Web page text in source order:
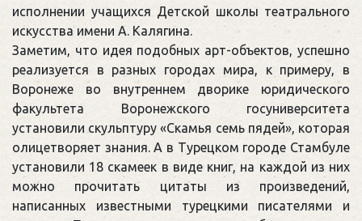
исполнении учащихся Детской школы театрального
искусства имени А. Калягина.
Заметим, что идея подобных арт-объектов, успешно
реализуется в разных городах мира, к примеру, в
Воронеже во внутреннем дворике юридического
факультета Воронежского госуниверситета
установили скульптуру «Скамья семь пядей», которая
олицетворяет знания. А в Турецком городе Стамбуле
установили 18 скамеек в виде книг, на каждой из них
можно прочитать цитаты из произведений,
написанных известными турецкими писателями и